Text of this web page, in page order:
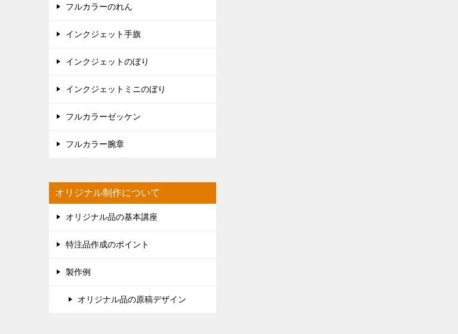
フルカラーのれん
インクジェット手旗
インクジェットのぼり
インクジェットミニのぼり
フルカラーゼッケン
フルカラー腕章
オリジナル制作について
オリジナル品の基本講座
特注品作成のポイント
製作例
オリジナル品の原稿デザイン